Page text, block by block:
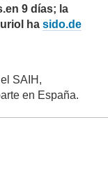
9 días; la
ha sido.de
SAIH,
en España.